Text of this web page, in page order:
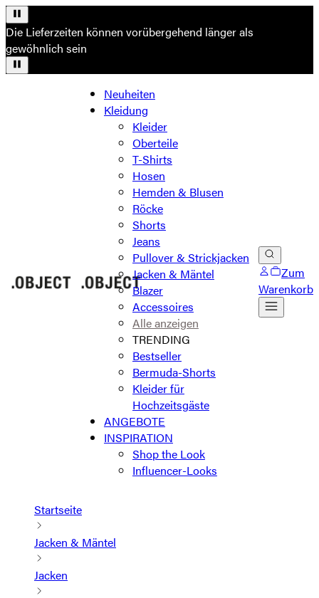
Die Lieferzeiten können vorübergehend länger als
gewöhnlich sein
Neuheiten
Kleidung
Kleider
Oberteile
T-Shirts
Hosen
Hemden & Blusen
Röcke
Shorts
Jeans
Pullover & Strickjacken
Jacken & Mäntel
Blazer
Accessoires
Alle anzeigen
TRENDING
Bestseller
Bermuda-Shorts
Kleider für
Hochzeitsgäste
ANGEBOTE
INSPIRATION
Shop the Look
Influencer-Looks
Zum
Warenkorb
Startseite
Jacken & Mäntel
Jacken